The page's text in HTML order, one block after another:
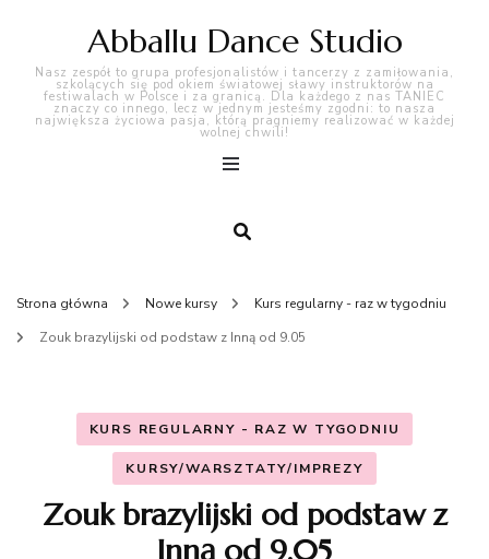
Abballu Dance Studio
Nasz zespół to grupa profesjonalistów i tancerzy z zamiłowania,
szkolących się pod okiem światowej sławy instruktorów na
festiwalach w Polsce i za granicą. Dla każdego z nas TANIEC
znaczy co innego, lecz w jednym jesteśmy zgodni: to nasza
największa życiowa pasja, którą pragniemy realizować w każdej
wolnej chwili!
Strona główna Nowe kursy
Kurs regularny - raz w tygodniu
Zouk brazylijski od podstaw z Inną od 9.05
KURS REGULARNY - RAZ W TYGODNIU
KURSY/WARSZTATY/IMPREZY
Zouk brazylijski od podstaw z
Inną od 9.05